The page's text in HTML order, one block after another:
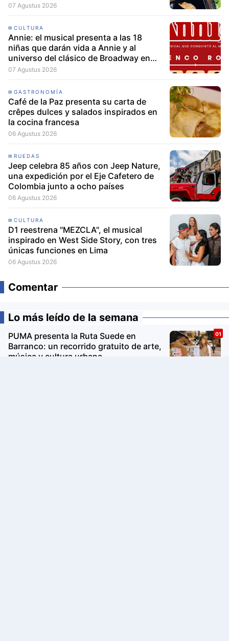
07 Agustus 2026
CULTURA
Annie: el musical presenta a las 18
niñas que darán vida a Annie y al
universo del clásico de Broadway en
Lima
07 Agustus 2026
GASTRONOMÍA
Café de la Paz presenta su carta de
crêpes dulces y salados inspirados en
la cocina francesa
06 Agustus 2026
RUEDAS
Jeep celebra 85 años con Jeep Nature,
una expedición por el Eje Cafetero de
Colombia junto a ocho países
06 Agustus 2026
CULTURA
D1 reestrena "MEZCLA", el musical
inspirado en West Side Story, con tres
únicas funciones en Lima
06 Agustus 2026
Comentar
Lo más leído de la semana
PUMA presenta la Ruta Suede en
Barranco: un recorrido gratuito de arte,
música y cultura urbana